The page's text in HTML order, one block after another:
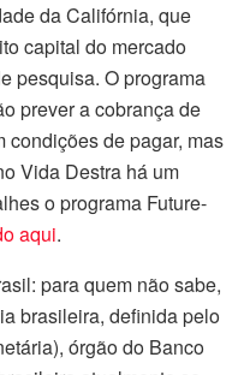
da Califórnia, que
capital do mercado
pesquisa. O programa
prever a cobrança de
condições de pagar, mas
Vida Destra há um
o programa Future-
aqui.
para quem não sabe,
brasileira, definida pelo
órgão do Banco